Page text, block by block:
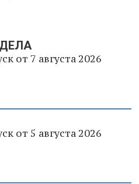
от 7 августа 2026
от 5 августа 2026